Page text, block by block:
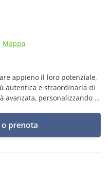
Mappa
appieno il loro potenziale,
autentica e straordinaria di
avanzata, personalizzando al
prenota